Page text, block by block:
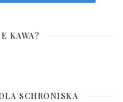
KAWA?
SCHRONISKA